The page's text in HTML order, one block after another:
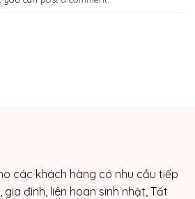
các khách hàng có nhu cầu tiếp
đình, liên hoan sinh nhật, Tất